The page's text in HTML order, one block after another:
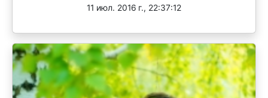
11 июл. 2016 г., 22:37:12